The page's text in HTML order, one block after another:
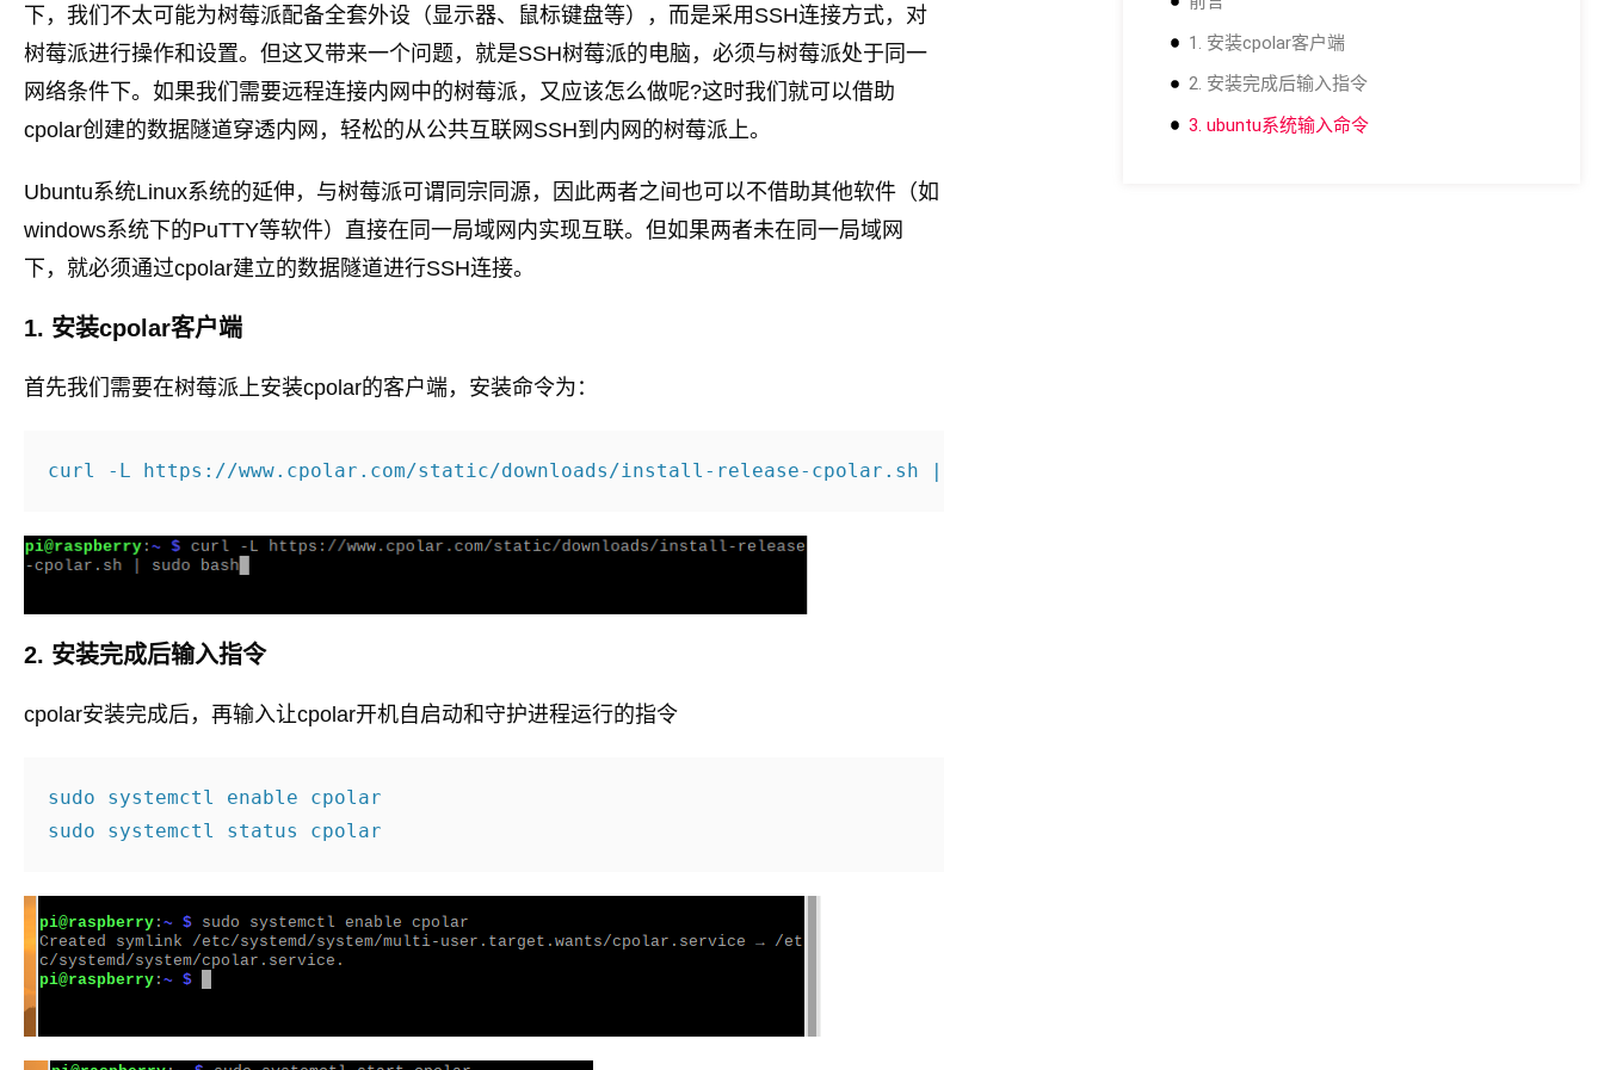
下，我们不太可能为树莓派配备全套外设（显示器、鼠标键盘等），而是采用SSH连接方式，对
树莓派进行操作和设置。但这又带来一个问题，就是SSH树莓派的电脑，必须与树莓派处于同一
网络条件下。如果我们需要远程连接内网中的树莓派，又应该怎么做呢?这时我们就可以借助
cpolar创建的数据隧道穿透内网，轻松的从公共互联网SSH到内网的树莓派上。
Ubuntu系统Linux系统的延伸，与树莓派可谓同宗同源，因此两者之间也可以不借助其他软件（如
windows系统下的PuTTY等软件）直接在同一局域网内实现互联。但如果两者未在同一局域网
下，就必须通过cpolar建立的数据隧道进行SSH连接。
1. 安装cpolar客户端
首先我们需要在树莓派上安装cpolar的客户端，安装命令为：
2. 安装完成后输入指令
cpolar安装完成后，再输入让cpolar开机自启动和守护进程运行的指令
sudo systemctl enable cpolar
1. 安装cpolar客户端
2. 安装完成后输入指令
3. ubuntu系统输入命令